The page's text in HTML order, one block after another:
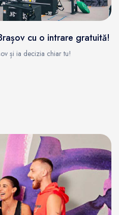
cu o intrare gratuită!
și ia decizia chiar tu!